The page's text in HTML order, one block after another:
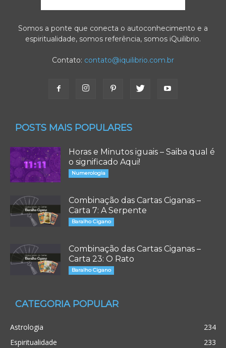
Somos a ponte que conecta o autoconhecimento e a
espiritualidade, somos referência, somos iQuilibrio.
Contato: contato@iquilibrio.com.br
POSTS MAIS POPULARES
Horas e Minutos iguais – Saiba qual é
o significado Aqui!
Numerologia
Combinação das Cartas Ciganas –
Carta 7: A Serpente
Baralho Cigano
Combinação das Cartas Ciganas –
Carta 23: O Rato
Baralho Cigano
CATEGORIA POPULAR
Astrologia
234
Espiritualidade
233